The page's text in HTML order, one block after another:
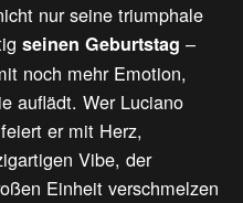
nur seine triumphale
seinen Geburtstag –
noch mehr Emotion,
auflädt. Wer Luciano
er mit Herz,
Vibe, der
Einheit verschmelzen